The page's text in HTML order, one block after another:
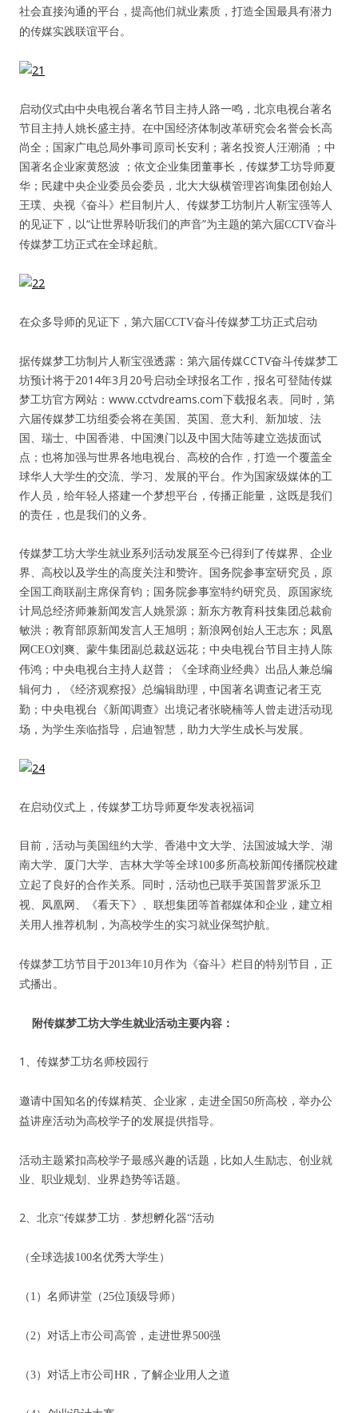
人脉圈
社会直接沟通的平台，提高他们就业素质，打造全国最具有潜力
的传媒实践联谊平台。
启动仪式由中央电视台著名节目主持人路一鸣，北京电视台著名
节目主持人姚长盛主持。在中国经济体制改革研究会名誉会长高
尚全；国家广电总局外事司原司长安利；著名投资人汪潮涌 ；中
国著名企业家黄怒波 ；依文企业集团董事长，传媒梦工坊导师夏
华；民建中央企业委员会委员，北大大纵横管理咨询集团创始人
王璞、央视《奋斗》栏目制片人、传媒梦工坊制片人靳宝强等人
的见证下，以“让世界聆听我们的声音”为主题的第六届CCTV奋斗
传媒梦工坊正式在全球起航。
在众多导师的见证下，第六届CCTV奋斗传媒梦工坊正式启动
据传媒梦工坊制片人靳宝强透露：第六届传媒CCTV奋斗传媒梦工
坊预计将于2014年3月20号启动全球报名工作，报名可登陆传媒
梦工坊官方网站：www.cctvdreams.com下载报名表。同时，第
六届传媒梦工坊组委会将在美国、英国、意大利、新加坡、法
国、瑞士、中国香港、中国澳门以及中国大陆等建立选拔面试
点；也将加强与世界各地电视台、高校的合作，打造一个覆盖全
球华人大学生的交流、学习、发展的平台。作为国家级媒体的工
作人员，给年轻人搭建一个梦想平台，传播正能量，这既是我们
的责任，也是我们的义务。
传媒梦工坊大学生就业系列活动发展至今已得到了传媒界、企业
界、高校以及学生的高度关注和赞许。国务院参事室研究员，原
全国工商联副主席保育钧；国务院参事室特约研究员、原国家统
计局总经济师兼新闻发言人姚景源；新东方教育科技集团总裁俞
敏洪；教育部原新闻发言人王旭明；新浪网创始人王志东；凤凰
网CEO刘爽、蒙牛集团副总裁赵远花；中央电视台节目主持人陈
伟鸿；中央电视台主持人赵普；《全球商业经典》出品人兼总编
辑何力，《经济观察报》总编辑助理，中国著名调查记者王克
勤；中央电视台《新闻调查》出境记者张晓楠等人曾走进活动现
场，为学生亲临指导，启迪智慧，助力大学生成长与发展。
在启动仪式上，传媒梦工坊导师夏华发表祝福词
目前，活动与美国纽约大学、香港中文大学、法国波城大学、湖
南大学、厦门大学、吉林大学等全球100多所高校新闻传播院校建
立起了良好的合作关系。同时，活动也已联手英国普罗派乐卫
视、凤凰网、《看天下》、联想集团等首都媒体和企业，建立相
关用人推荐机制，为高校学生的实习就业保驾护航。
传媒梦工坊节目于2013年10月作为《奋斗》栏目的特别节目，正
式播出。
附传媒梦工坊大学生就业活动主要内容：
1 、传媒梦工坊名师校园行
邀请中国知名的传媒精英、企业家，走进全国50所高校，举办公
益讲座活动为高校学子的发展提供指导。
活动主题紧扣高校学子最感兴趣的话题，比如人生励志、创业就
业、职业规划、业界趋势等话题。
2、北京“传媒梦工坊﹒梦想孵化器“活动
（全球选拔100名优秀大学生）
（ 1 ）名师讲堂（25位顶级导师）
（2）对话上市公司高管，走进世界500强
（3）对话上市公司 HR ，了解企业用人之道